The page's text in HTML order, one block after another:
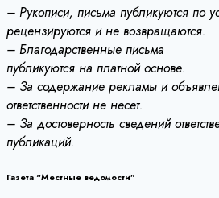
– Рукописи, письма публикуются по
рецензируются и не возвращаются.
– Благодарственные письма
публикуются на платной основе.
– За содержание рекламы и
ответственности не несет.
– За достоверность сведений
публикаций.
Газета “Местные ведомости”